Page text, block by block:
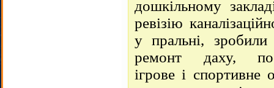
дошкільному
ревізію
у пральні, зробили
ремонт даху,
ігрове і спортивне